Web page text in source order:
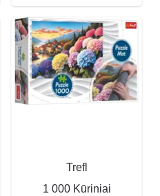
Trefl
1 000 Kūriniai